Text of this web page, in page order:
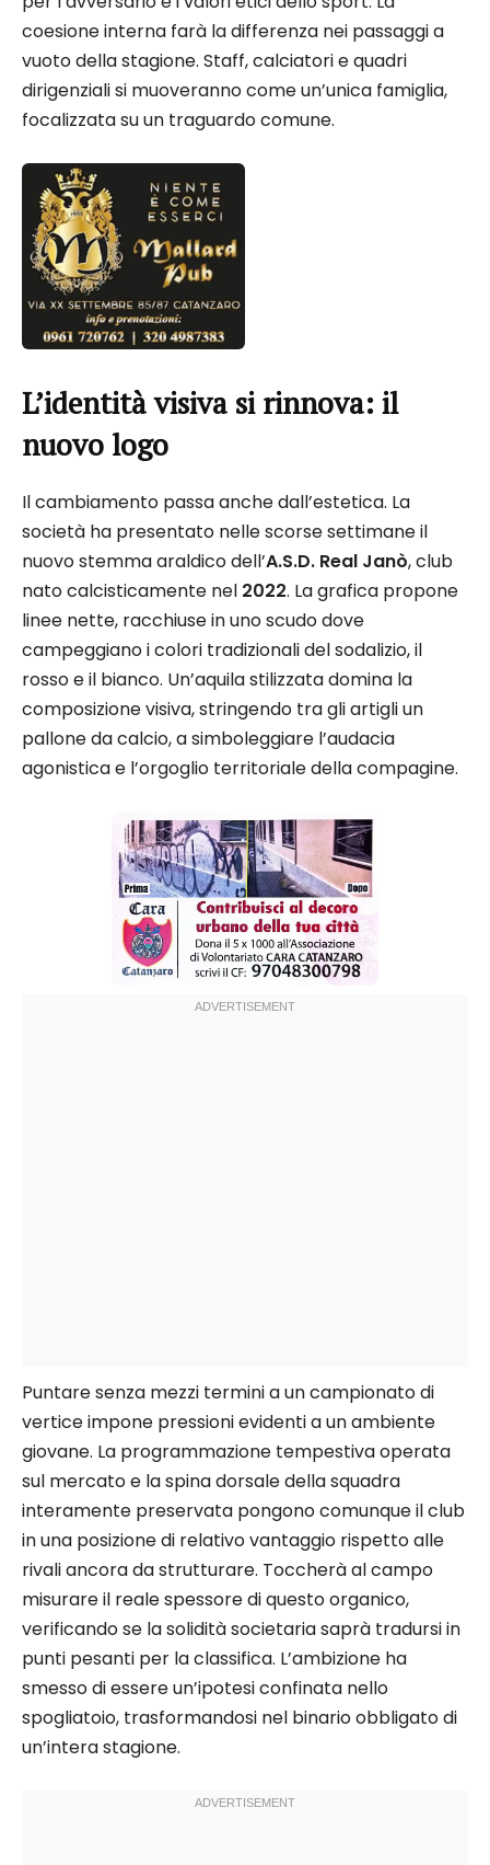
coesione interna farà la differenza nei passaggi a
vuoto della stagione. Staff, calciatori e quadri
dirigenziali si muoveranno come un’unica famiglia,
focalizzata su un traguardo comune.
L’identità visiva si rinnova: il
nuovo logo
Il cambiamento passa anche dall’estetica. La
società ha presentato nelle scorse settimane il
nuovo stemma araldico dell’A.S.D. Real Janò, club
nato calcisticamente nel 2022. La grafica propone
linee nette, racchiuse in uno scudo dove
campeggiano i colori tradizionali del sodalizio, il
rosso e il bianco. Un’aquila stilizzata domina la
composizione visiva, stringendo tra gli artigli un
pallone da calcio, a simboleggiare l’audacia
agonistica e l’orgoglio territoriale della compagine.
Puntare senza mezzi termini a un campionato di
vertice impone pressioni evidenti a un ambiente
giovane. La programmazione tempestiva operata
sul mercato e la spina dorsale della squadra
interamente preservata pongono comunque il club
in una posizione di relativo vantaggio rispetto alle
rivali ancora da strutturare. Toccherà al campo
misurare il reale spessore di questo organico,
verificando se la solidità societaria saprà tradursi in
punti pesanti per la classifica. L’ambizione ha
smesso di essere un’ipotesi confinata nello
spogliatoio, trasformandosi nel binario obbligato di
un’intera stagione.